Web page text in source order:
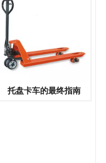
托盘卡车的最终指南